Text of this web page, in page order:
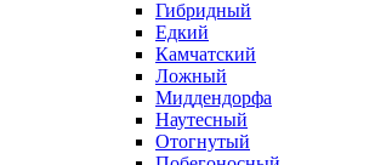
Гибридный
Едкий
Камчатский
Ложный
Миддендорфа
Наутесный
Отогнутый